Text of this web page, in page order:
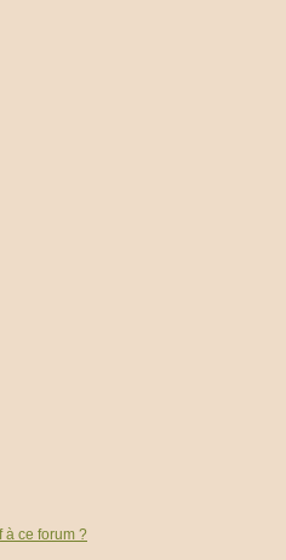
à ce forum ?